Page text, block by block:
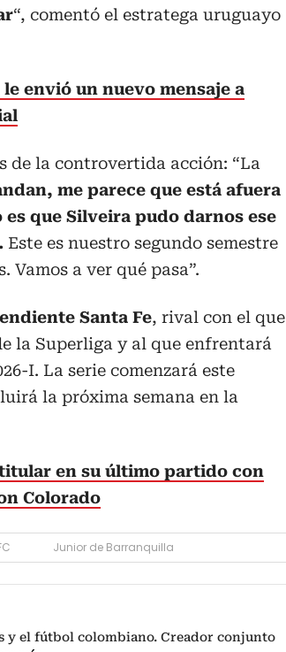
“, comentó el estratega uruguayo
envió un nuevo mensaje a
de la controvertida acción: “La
me parece que está afuera
que Silveira pudo darnos ese
Este es nuestro segundo semestre
Vamos a ver qué pasa”.
Santa Fe, rival con el que
la Superliga y al que enfrentará
I. La serie comenzará este
la próxima semana en la
en su último partido con
Colorado
Junior de Barranquilla
el fútbol colombiano. Creador conjunto